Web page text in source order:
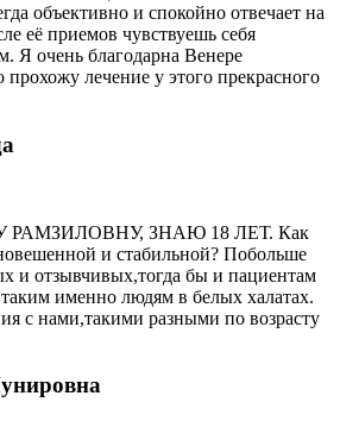
объективно и спокойно отвечает на
её приемов чувствуешь себя
Я очень благодарна Венере
прохожу лечение у этого прекрасного
РАМЗИЛОВНУ, ЗНАЮ 18 ЛЕТ. Как
и стабильной? Побольше
и отзывчивых,тогда бы и пациентам
именно людям в белых халатах.
с нами,такими разными по возрасту